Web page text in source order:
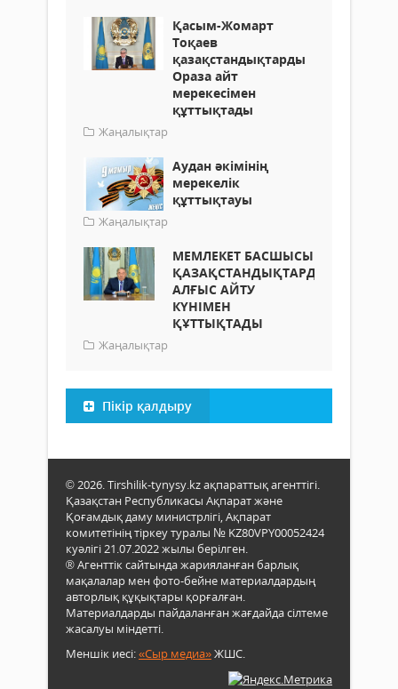
Қасым-Жомарт
Тоқаев
қазақстандықтарды
Ораза айт
мерекесімен
құттықтады
Жаңалықтар
Аудан әкімінің
мерекелік
құттықтауы
Жаңалықтар
МЕМЛЕКЕТ БАСШЫСЫ
ҚАЗАҚСТАНДЫҚТАРДЫ
АЛҒЫС АЙТУ
КҮНІМЕН
ҚҰТТЫҚТАДЫ
Жаңалықтар
Пікір қалдыру
© 2026. Tirshilik-tynysy.kz ақпараттық агенттігі.
Қазақстан Республикасы Ақпарат және
Қоғамдық даму министрлігі, Ақпарат
комитетінің тіркеу туралы № KZ80VPY00052424
куәлігі 21.07.2022 жылы берілген.
® Агенттік сайтында жарияланған барлық
мақалалар мен фото-бейне материалдардың
авторлық құқықтары қорғалған.
Материалдарды пайдаланған жағдайда сілтеме
жасалуы міндетті.
Меншік иесі:«Сыр медиа»ЖШС.